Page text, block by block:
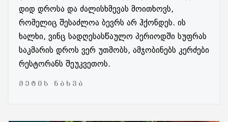
დიდ დროსა და ძალისხმევას მოითხოვს,
რომელიც შესაძლოა ბევრს არ ჰქონდეს. ის
ხალხი, ვინც სადღესასწაულო პერიოდში სუფრას
საკმარის დროს ვერ უთმობს, ამჯობინებს კერძები
რესტორანს შეუკვეთოს.
ᲛᲔᲢᲘᲡ ᲜᲐᲮᲕᲐ